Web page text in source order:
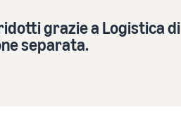
grazie a Logistica di
separata.